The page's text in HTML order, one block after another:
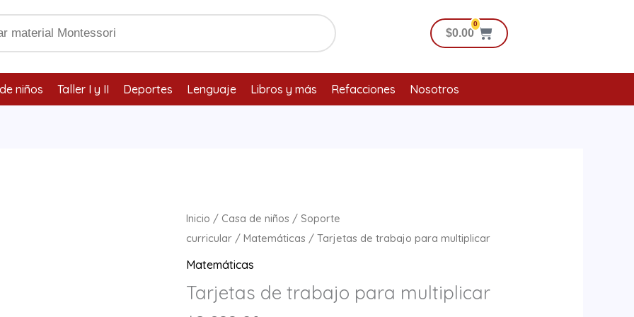
$0.00
0
Cart
niños Taller I y II Deportes Lenguaje Libros y más Refacciones Nosotros
Inicio / Casa de niños / Soporte
curricular /Matemáticas / Tarjetas de trabajo para multiplicar
Matemáticas
Tarjetas de trabajo para multiplicar
Tarjetas
de
trabajo
multiplicar